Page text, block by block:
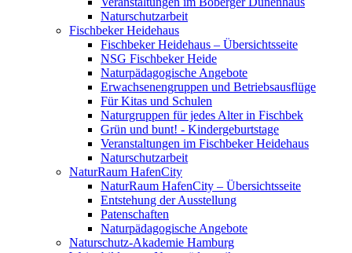
Naturschutzarbeit
Fischbeker Heidehaus
Fischbeker Heidehaus – Übersichtsseite
NSG Fischbeker Heide
Naturpädagogische Angebote
Erwachsenengruppen und Betriebsausflüge
Für Kitas und Schulen
Naturgruppen für jedes Alter in Fischbek
Grün und bunt! - Kindergeburtstage
Veranstaltungen im Fischbeker Heidehaus
Naturschutzarbeit
NaturRaum HafenCity
NaturRaum HafenCity – Übersichtsseite
Entstehung der Ausstellung
Patenschaften
Naturpädagogische Angebote
Naturschutz-Akademie Hamburg